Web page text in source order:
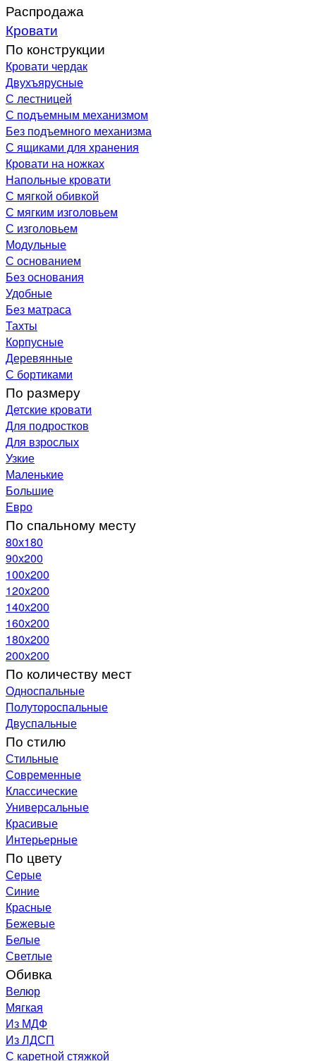
Распродажа
Кровати
По конструкции
Кровати чердак
Двухъярусные
С лестницей
С подъемным механизмом
Без подъемного механизма
С ящиками для хранения
Кровати на ножках
Напольные кровати
С мягкой обивкой
С мягким изголовьем
С изголовьем
Модульные
С основанием
Без основания
Удобные
Без матраса
Тахты
Корпусные
Деревянные
С бортиками
По размеру
Детские кровати
Для подростков
Для взрослых
Узкие
Маленькие
Большие
Евро
По спальному месту
80х180
90х200
100х200
120x200
140х200
160х200
180х200
200х200
По количеству мест
Односпальные
Полутороспальные
Двуспальные
По стилю
Стильные
Современные
Классические
Универсальные
Красивые
Интерьерные
По цвету
Серые
Синие
Красные
Бежевые
Белые
Светлые
Обивка
Велюр
Мягкая
Из МДФ
Из ЛДСП
С каретной стяжкой